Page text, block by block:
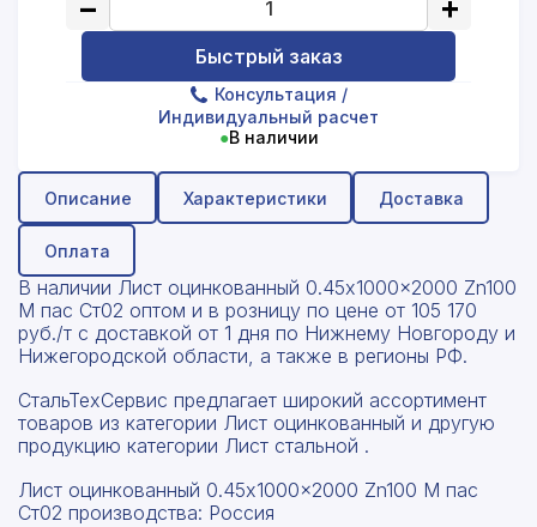
− +
Быстрый заказ
Консультация /
Индивидуальный расчет
●В наличии
Описание Характеристики Доставка
Оплата
В наличии Лист оцинкованный 0.45x1000x2000 Zn100
М пас Ст02 оптом и в розницу по цене от 105 170
руб./т с доставкой от 1 дня по Нижнему Новгороду и
Нижегородской области, а также в регионы РФ.
СтальТехСервис предлагает широкий ассортимент
товаров из категории Лист оцинкованный и другую
продукцию категории Лист стальной .
Лист оцинкованный 0.45x1000x2000 Zn100 М пас
Ст02 производства: Россия